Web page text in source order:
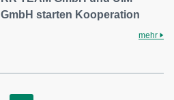
GmbH starten Kooperation
mehr